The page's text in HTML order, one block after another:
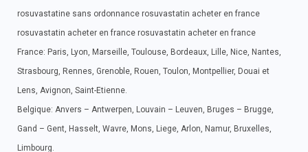
rosuvastatine sans ordonnance rosuvastatin acheter en france
rosuvastatin acheter en france rosuvastatin acheter en france
France: Paris, Lyon, Marseille, Toulouse, Bordeaux, Lille, Nice, Nantes,
Strasbourg, Rennes, Grenoble, Rouen, Toulon, Montpellier, Douai et
Lens, Avignon, Saint-Etienne.
Belgique: Anvers – Antwerpen, Louvain – Leuven, Bruges – Brugge,
Gand – Gent, Hasselt, Wavre, Mons, Liege, Arlon, Namur, Bruxelles,
Limbourg.